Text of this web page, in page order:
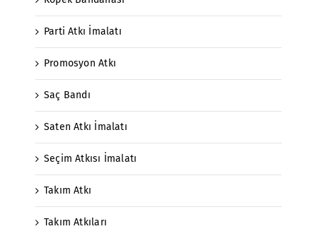
Parti Atkı İmalatı
Promosyon Atkı
Saç Bandı
Saten Atkı İmalatı
Seçim Atkısı İmalatı
Takım Atkı
Takım Atkıları